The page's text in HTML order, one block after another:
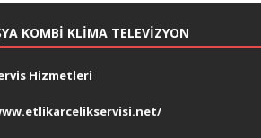
KOMBI KLIMA TELEVIZYON
Hizmetleri